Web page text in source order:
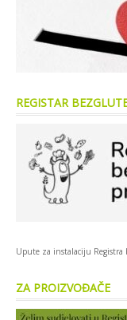
REGISTAR
Upute za instalaciju
ZA PROIZVOĐAČE